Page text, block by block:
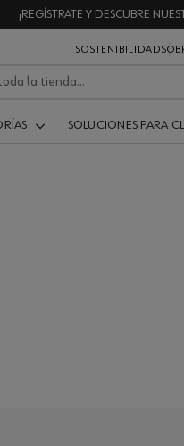
¡REGÍSTRATE Y DESCUBRE
SOSTENIBILIDAD
SOLUCIONES PARA